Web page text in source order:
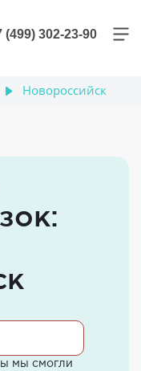
(499) 302-23-90
Новороссийск
мы смогли